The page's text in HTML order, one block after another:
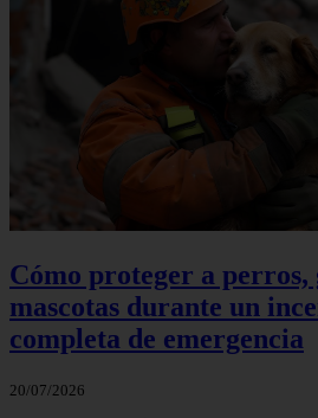
Cómo proteger a perros,
mascotas durante un
completa de emergencia
20/07/2026